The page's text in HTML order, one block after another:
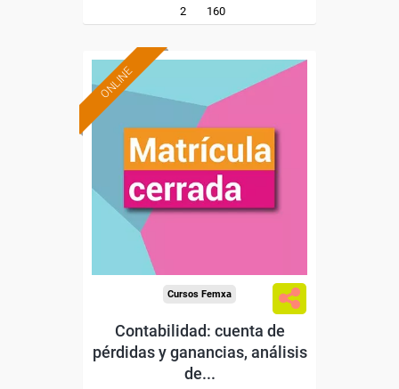
2 160
ONLINE
Cursos Femxa
Contabilidad: cuenta de
pérdidas y ganancias, análisis
de...